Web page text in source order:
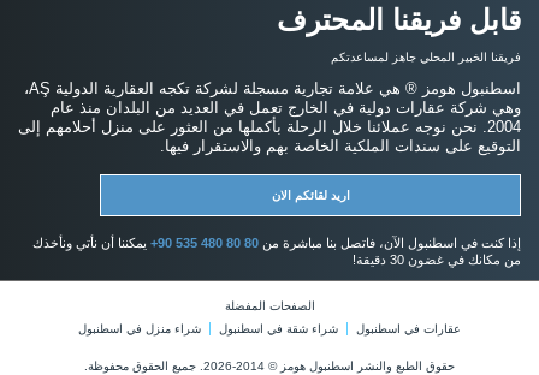
قابل فريقنا المحترف
فريقنا الخبير المحلي جاهز لمساعدتكم
اسطنبول هومز ® هي علامة تجارية مسجلة لشركة تكجه العقارية الدولية AŞ،
وهي شركة عقارات دولية في الخارج تعمل في العديد من البلدان منذ عام
2004. نحن نوجه عملائنا خلال الرحلة بأكملها من العثور على منزل أحلامهم إلى
التوقيع على سندات الملكية الخاصة بهم والاستقرار فيها.
اريد لقائكم الان
إذا كنت في اسطنبول الآن، فاتصل بنا مباشرة من+90 535 480 80 80يمكننا أن نأتي ونأخذك
من مكانك في غضون 30 دقيقة!
الصفحات المفضلة
عقارات في اسطنبول
شراء شقة في اسطنبول شراء منزل في اسطنبول
حقوق الطبع والنشر اسطنبول هومز © 2014-2026. جميع الحقوق محفوظة.